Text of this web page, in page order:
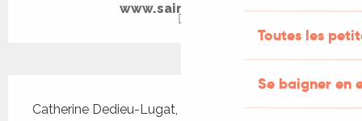
Toutes les
Se baigner en
www.saint-cere.fr
Catherine Dedieu-Lugat, photographe